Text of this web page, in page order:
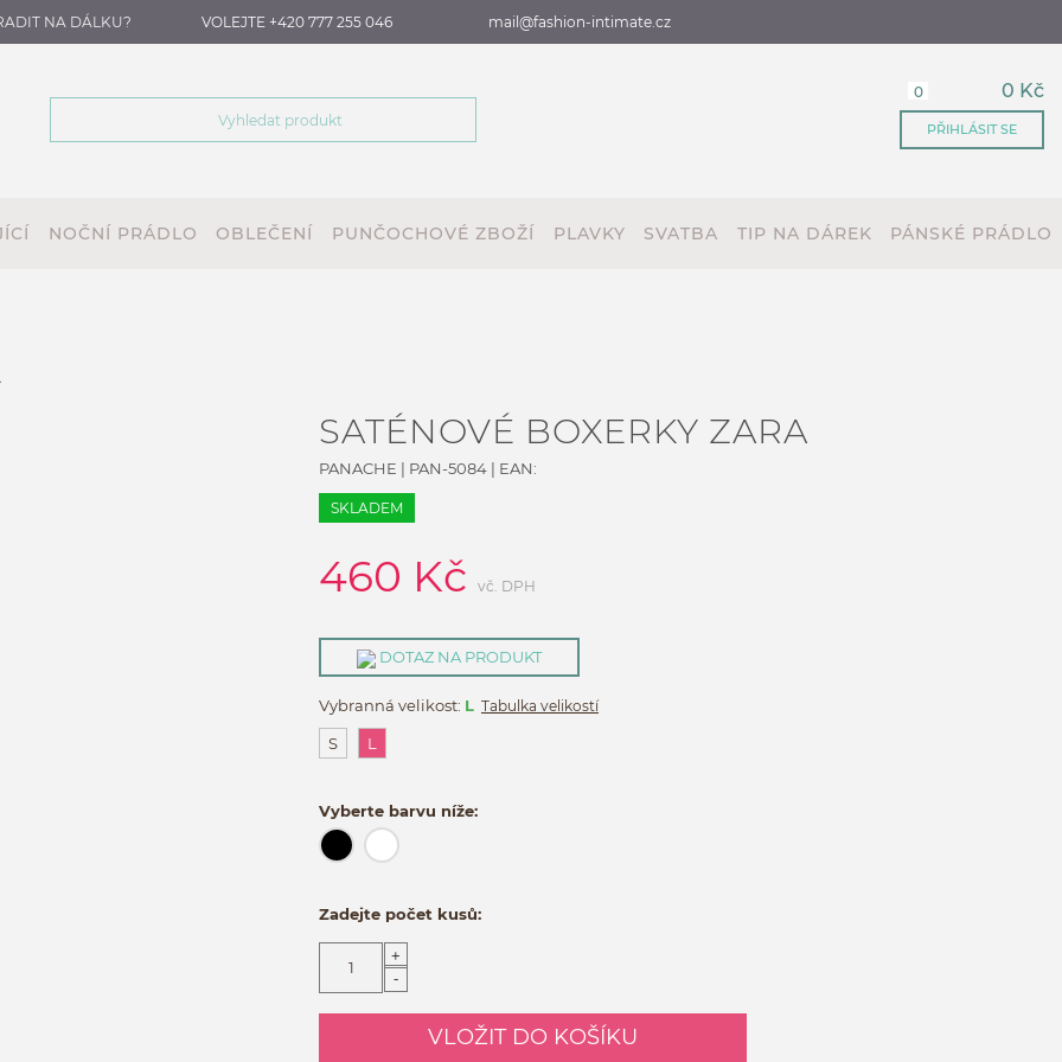
NA DÁLKU? VOLEJTE +420 777 255 046 mail@fashion-intimate.cz
0 0 Kč
PŘIHLÁSIT SE
NOČNÍ PRÁDLO OBLEČENÍ PUNČOCHOVÉ ZBOŽÍ PLAVKY SVATBA TIP NA DÁREK PÁNSKÉ PRÁDLO
SATÉNOVÉ BOXERKY ZARA
PANACHE | PAN-5084 | EAN:
SKLADEM
460 Kč vč. DPH
DOTAZ NA PRODUKT
Vybranná velikost: L Tabulka velikostí
S L
Vyberte barvu níže:
Zadejte počet kusů:
+
-
VLOŽIT DO KOŠÍKU